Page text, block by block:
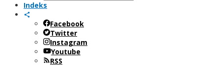
Indeks
Facebook
Twitter
Instagram
Youtube
RSS